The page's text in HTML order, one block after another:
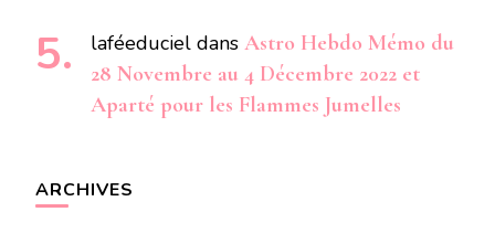
laféeduciel dans Astro Hebdo Mémo du
28 Novembre au 4 Décembre 2022 et
Aparté pour les Flammes Jumelles
ARCHIVES